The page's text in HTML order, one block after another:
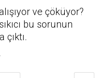
ve çöküyor?
bu sorunun